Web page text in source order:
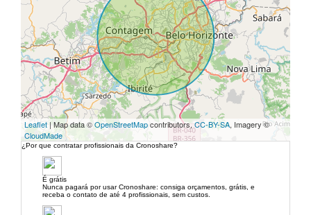
Leaflet | Map data ©OpenStreetMapcontributors,CC-BY-SA, Imagery ©
CloudMade
¿Por que contratar profissionais da Cronoshare?
É grátis
Nunca pagará por usar Cronoshare: consiga orçamentos, grátis, e
receba o contato de até 4 profissionais, sem custos.